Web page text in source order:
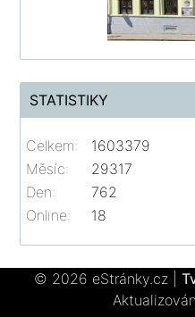
STATISTIKY
Online: 18
Celkem:
1603379
Měsíc:
29317
Den:
762
© 2026 eStránky.cz